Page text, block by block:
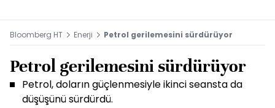
Bloomberg HT Enerji Petrol gerilemesini sürdürüyor
Petrol gerilemesini sürdürüyor
Petrol, doların güçlenmesiyle ikinci seansta da
düşüşünü sürdürdü.